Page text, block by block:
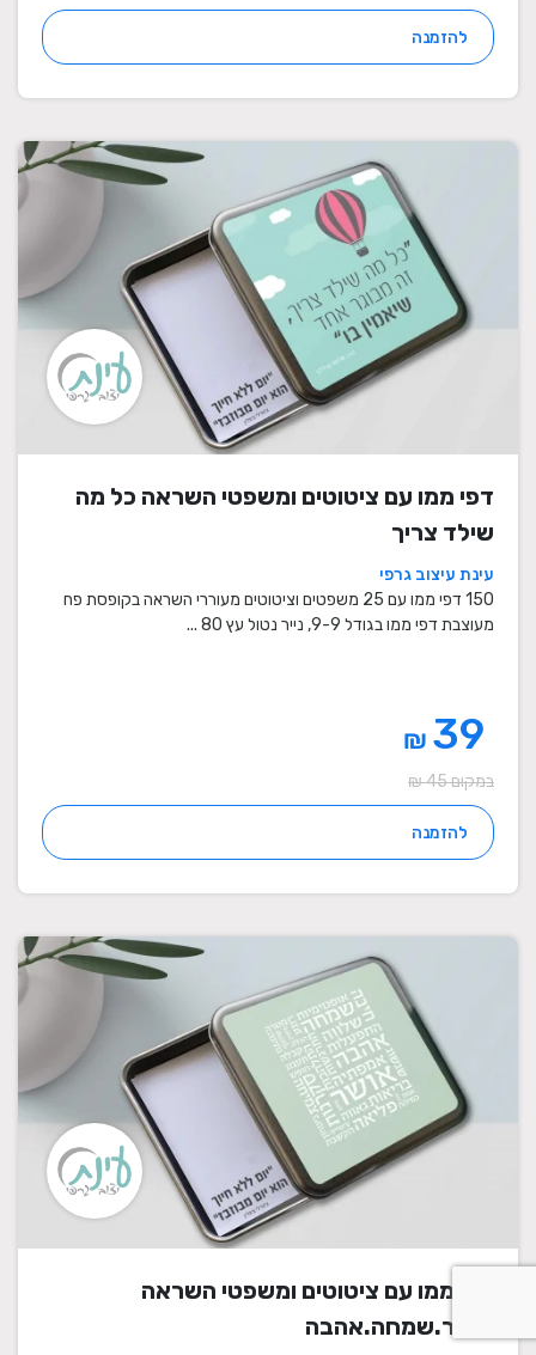
להזמנה
דפי ממו עם ציטוטים ומשפטי השראה כל מה
שילד צריך
עינת עיצוב גרפי
150 דפי ממו עם 25 משפטים וציטוטים מעוררי השראה בקופסת פח
מעוצבת דפי ממו בגודל 9-9, נייר נטול עץ 80 ...
₪
במקום 45 ₪
להזמנה
דפי ממו עם ציטוטים ומשפטי השראה
אושר.שמחה.אהבה